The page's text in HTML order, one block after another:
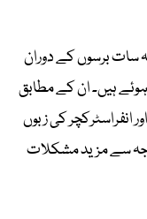
سات برسوں کے دوران
ہیں۔ ان کے مطابق
انفراسٹرکچر کی زبوں
سے مزید مشکلات